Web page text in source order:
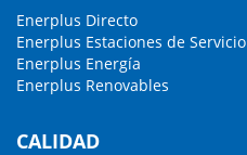
Enerplus Directo
Enerplus Estaciones de Servicio
Enerplus Energía
Enerplus Renovables
CALIDAD